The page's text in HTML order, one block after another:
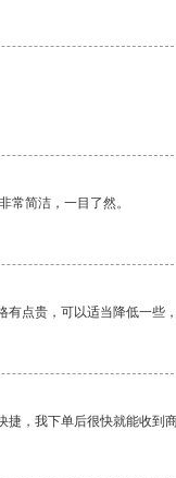
常简洁，一目了然。
有点贵，可以适当降低一些
捷，我下单后很快就能收到商